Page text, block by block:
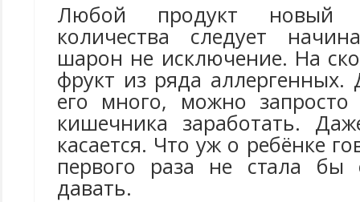
Любой продукт новый
количества следует
шарон не исключение. На
фрукт из ряда аллергенных.
его много, можно запросто
кишечника заработать.
касается. Что уж о ребёнке
первого раза не стала бы
давать.